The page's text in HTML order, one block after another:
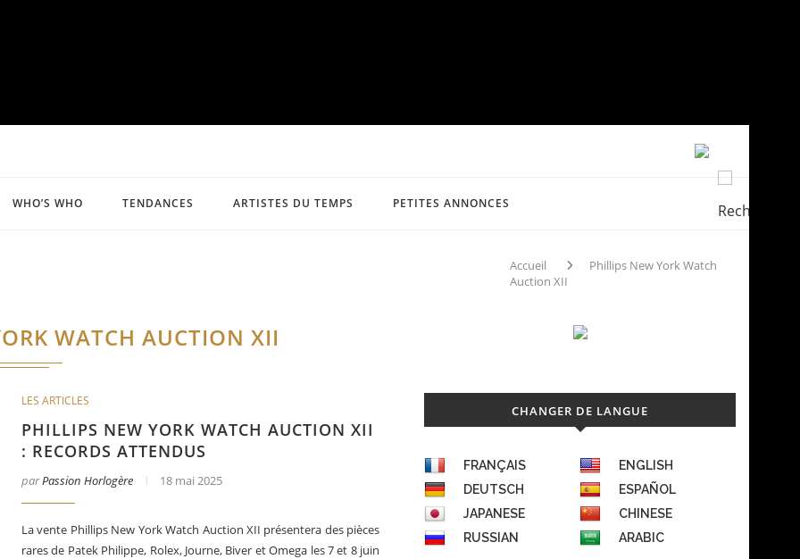
WHO’S WHO TENDANCES ARTISTES DU TEMPS PETITES ANNONCES
Accueil
Phillips New York Watch
Auction XII
WATCH AUCTION XII
LES ARTICLES
PHILLIPS NEW YORK WATCH AUCTION XII
: RECORDS ATTENDUS
parPassion Horlogère 18 mai 2025
La vente Phillips New York Watch Auction XII présentera des pièces
rares de Patek Philippe, Rolex, Journe, Biver et Omega les 7 et 8 juin
CHANGER DE LANGUE
FRANÇAIS
ENGLISH
DEUTSCH
ESPAÑOL
JAPANESE
CHINESE
RUSSIAN
ARABIC